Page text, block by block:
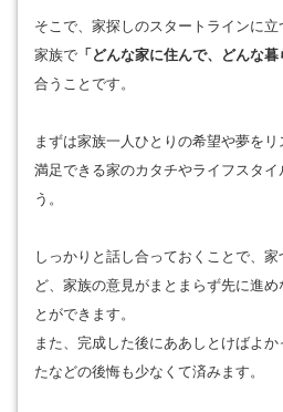
そこで、家探しのスタートラインに立
家族で 「どんな家に住んで、どんな暮
合うことです。
まずは家族一人ひとりの希望や夢を
満足できる家のカタチやライフスタ
う。
しっかりと話し合っておくことで、
ど、家族の意見がまとまらず先に進
とができます。
また、完成した後にああしとけばよ
たなどの後悔も少なくて済みます。